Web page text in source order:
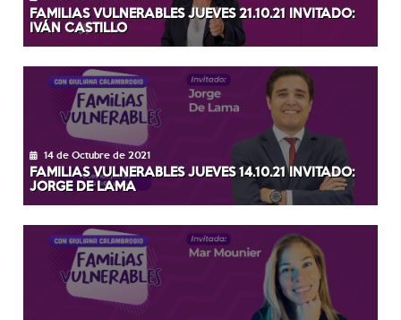
FAMILIAS VULNERABLES JUEVES 21.10.21 INVITADO:
IVÁN CASTILLO
14 de Octubre de 2021
FAMILIAS VULNERABLES JUEVES 14.10.21 INVITADO:
JORGE DE LAMA